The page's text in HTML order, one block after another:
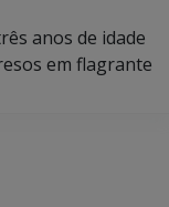
anos de idade
em flagrante